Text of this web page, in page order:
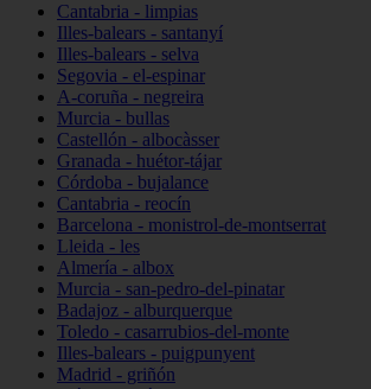
Cantabria - limpias
Illes-balears - santanyí
Illes-balears - selva
Segovia - el-espinar
A-coruña - negreira
Murcia - bullas
Castellón - albocàsser
Granada - huétor-tájar
Córdoba - bujalance
Cantabria - reocín
Barcelona - monistrol-de-montserrat
Lleida - les
Almería - albox
Murcia - san-pedro-del-pinatar
Badajoz - alburquerque
Toledo - casarrubios-del-monte
Illes-balears - puigpunyent
Madrid - griñón